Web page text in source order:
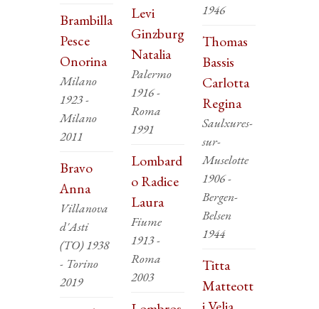
Brambilla
Pesce
Onorina
Milano
1923 -
Milano
2011
Bravo
Anna
Villanova
d'Asti
(TO) 1938
- Torino
2019
Levi
Ginzburg
Natalia
Palermo
1916 -
Roma
1991
Lombard
o Radice
Laura
Fiume
1913 -
Roma
2003
1946
Thomas
Bassis
Carlotta
Regina
Saulxures-
sur-
Muselotte
1906 -
Bergen-
Belsen
1944
Titta
Matteott